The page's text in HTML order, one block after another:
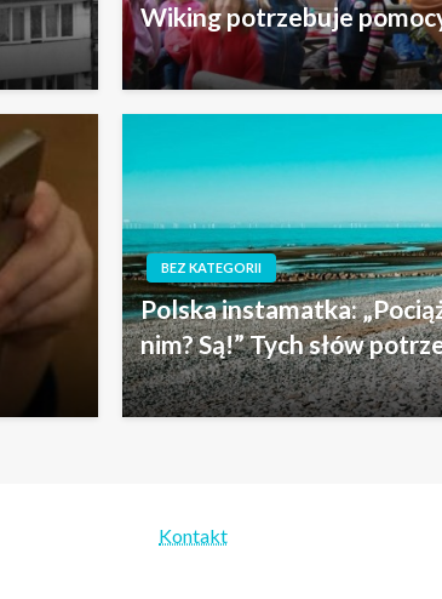
Wiking potrzebuje
BEZ KATEGORII
Polska instamatka:
nim? Są!” Tych słów
Kontakt